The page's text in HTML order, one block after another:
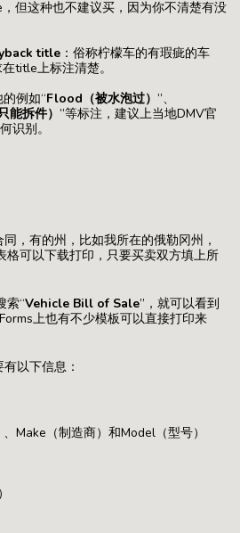
但这种也不建议买，因为你不清楚有没
title ：俗称柠檬车的有瑕疵的车
title上标注清楚。
例如“Flood（被水泡过） ”、
能拆件） ”等标注，建议上当地DMV官
识别。
，有的州，比如我所在的俄勒冈州，
可以下载打印，只要买卖双方填上所
索“Vehicle Bill of Sale”，就可以看到
上也有不少模板可以直接打印来
以下信息：
Make（制造商）和Model（型号）